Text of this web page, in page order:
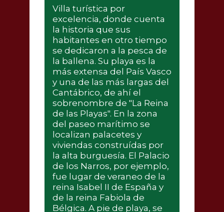
Villa turística por
excelencia, donde cuenta
la historia que sus
habitantes en otro tiempo
se dedicaron a la pesca de
la ballena. Su playa es la
más extensa del País Vasco
y una de las más largas del
Cantábrico, de ahí el
sobrenombre de "La Reina
de las Playas". En la zona
del paseo marítimo se
localizan palacetes y
viviendas construídas por
la alta burguesía. El Palacio
de los Narros, por ejemplo,
fue lugar de veraneo de la
reina Isabel II de España y
de la reina Fabiola de
Bélgica. A pie de playa, se